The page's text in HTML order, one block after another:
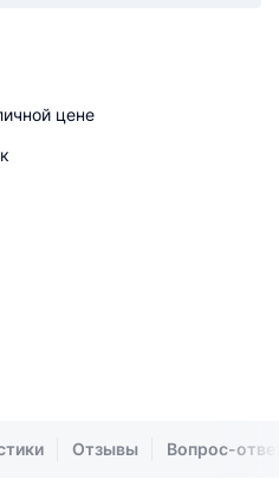
цене
Отзывы Вопрос-